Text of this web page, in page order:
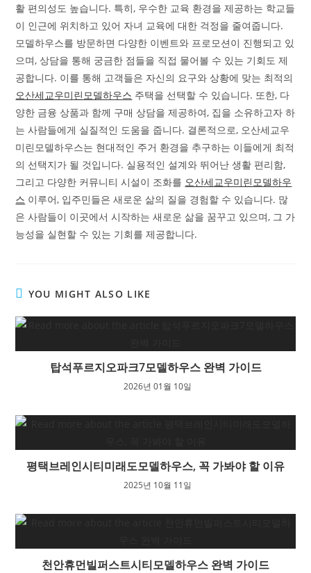
활 편의성도 높습니다. 특히, 우수한 교육 환경을 제공하는 학교들
이 인근에 위치하고 있어 자녀 교육에 대한 걱정을 줄여줍니다.
모델하우스를 방문하면 다양한 이벤트와 프로모션이 진행되고 있
으며, 상담을 통해 궁금한 점들을 직접 물어볼 수 있는 기회도 제
공합니다. 이를 통해 고객들은 자신의 요구와 상황에 맞는 최적의
오산세교우미린모델하우스 주택을 선택할 수 있습니다. 또한, 다
양한 금융 상품과 함께 구매 상담을 제공하여, 집을 소유하고자 하
는 사람들에게 실질적인 도움을 줍니다. 결론적으로, 오산세교우
미린모델하우스는 현대적인 주거 환경을 추구하는 이들에게 최적
의 선택지가 될 것입니다. 실용적인 설계와 뛰어난 생활 편리함,
그리고 다양한 커뮤니티 시설이 조화를 오산세교우미린모델하우
스 이루어, 입주민들은 새로운 삶의 질을 경험할 수 있습니다. 많
은 사람들이 이곳에서 시작하는 새로운 삶을 꿈꾸고 있으며, 그 가
능성을 실현할 수 있는 기회를 제공합니다.
YOU MIGHT ALSO LIKE
탑석푸르지오파크7모델하우스 완벽 가이드
2026년 01월 10일
평택브레인시티미래도모델하우스, 꼭 가봐야 할 이유
2025년 10월 11일
천안휴먼빌퍼스트시티모델하우스 완벽 가이드